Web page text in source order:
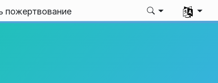
пожертвование
Выбрать